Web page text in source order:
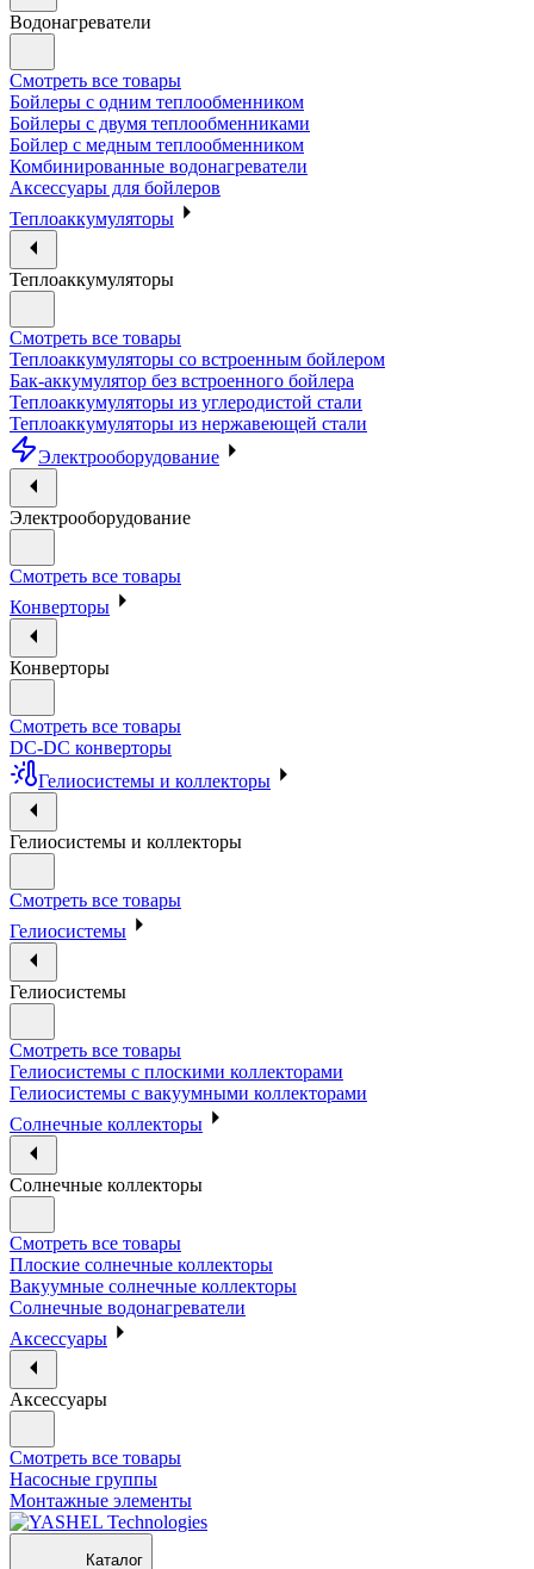
Водонагреватели
Смотреть все товары
Бойлеры с одним теплообменником
Бойлеры с двумя теплообменниками
Бойлер с медным теплообменником
Комбинированные водонагреватели
Аксессуары для бойлеров
Теплоаккумуляторы
Теплоаккумуляторы
Смотреть все товары
Теплоаккумуляторы со встроенным бойлером
Бак-аккумулятор без встроенного бойлера
Теплоаккумуляторы из углеродистой стали
Теплоаккумуляторы из нержавеющей стали
Электрооборудование
Электрооборудование
Смотреть все товары
Конверторы
Конверторы
Смотреть все товары
DC-DC конверторы
Гелиосистемы и коллекторы
Гелиосистемы и коллекторы
Смотреть все товары
Гелиосистемы
Гелиосистемы
Смотреть все товары
Гелиосистемы с плоскими коллекторами
Гелиосистемы с вакуумными коллекторами
Солнечные коллекторы
Солнечные коллекторы
Смотреть все товары
Плоские солнечные коллекторы
Вакуумные солнечные коллекторы
Солнечные водонагреватели
Аксессуары
Аксессуары
Смотреть все товары
Насосные группы
Монтажные элементы
Каталог